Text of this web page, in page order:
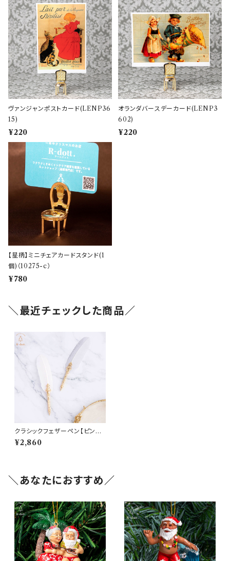
ヴァンジャンポストカード(LENP36
15)
¥220
オランダバースデーカード(LENP3
602)
¥220
【星柄】ミニチェアカードスタンド(1
個)（10275-c）
¥780
＼最近チェックした商品／
クラシックフェザーペン【ピンク・
グレー】ペンホルダー、レフィル
付き(hr-10929-10930)
¥2,860
＼あなたにおすすめ／